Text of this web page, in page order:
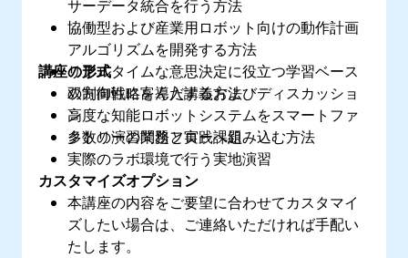
サーデータ統合を行う方法
協働型および産業用ロボット向けの動作計画
アルゴリズムを開発する方法
リアルタイムな意思決定に役立つ学習ベース
の制御戦略を導入する方法
高度な知能ロボットシステムをスマートファ
クトリーの業務フローへ組み込む方法
講座の形式
双方向性に富んだ講義およびディスカッショ
ン
多数の演習問題と実践課題
実際のラボ環境で行う実地演習
カスタマイズオプション
本講座の内容をご要望に合わせてカスタマイ
ズしたい場合は、ご連絡いただければ手配い
たします。